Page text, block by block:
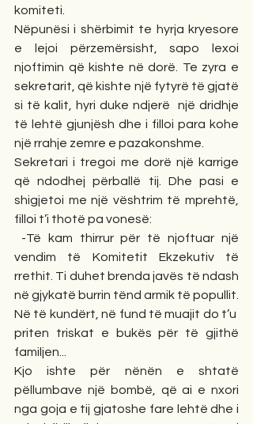
komiteti.
Nëpunësi i shërbimit te hyrja kryesore
e lejoi përzemërsisht, sapo lexoi
njoftimin që kishte në dorë. Te zyra e
sekretarit, që kishte një fytyrë të gjatë
si të kalit, hyri duke ndjerë  një dridhje
të lehtë gjunjësh dhe i filloi para kohe
një rrahje zemre e pazakonshme.
Sekretari i tregoi me dorë një karrige
që ndodhej përballë tij. Dhe pasi e
shigjetoi me një vështrim të mprehtë,
filloi t’i thotë pa vonesë:
-Të kam thirrur për të njoftuar një
vendim të Komitetit Ekzekutiv të
rrethit. Ti duhet brenda javës të ndash
në gjykatë burrin tënd armik të popullit.
Në të kundërt, në fund të muajit do t’u
priten triskat e bukës për të gjithë
familjen...
Kjo ishte për nënën e shtatë
pëllumbave një bombë, që ai e nxori
nga goja e tij gjatoshe fare lehtë dhe i